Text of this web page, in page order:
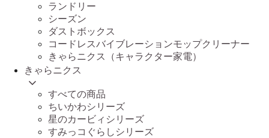
ランドリー
シーズン
ダストボックス
コードレスバイブレーションモップクリーナー
きゃらニクス（キャラクター家電）
きゃらニクス
すべての商品
ちいかわシリーズ
星のカービィシリーズ
すみっコぐらしシリーズ